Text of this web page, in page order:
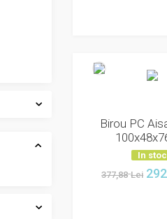
Birou PC
In stoc
377,88 Lei